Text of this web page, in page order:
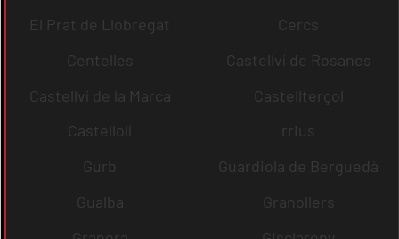
El Prat de Llobregat
Cercs
Centelles
Castellví de Rosanes
Castellví de la Marca
Castellterçol
Castellolí
rrius
Gurb
Guardiola de Berguedà
Gualba
Granollers